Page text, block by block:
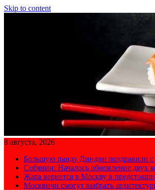
Skip to content
8 августа, 2026
Большую панду Диндин поздравили
Собянин: Началось обновление двух
Жара вернется в Москву в
Москвичи смогут выбрать